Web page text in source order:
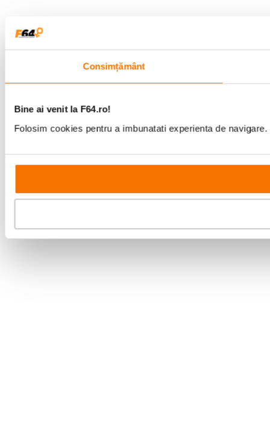
Consimțământ
Bine ai venit la F64.ro!
Folosim cookies pentru a imbunatati experienta de